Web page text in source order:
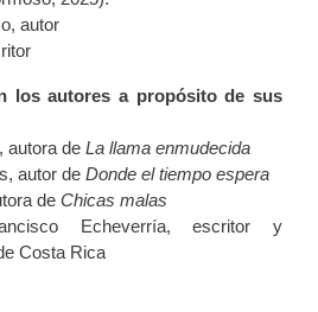
autor
los autores a propósito de sus
autora de La llama enmudecida
autor de Donde el tiempo espera
de Chicas malas
Echeverría, escritor y
Costa Rica